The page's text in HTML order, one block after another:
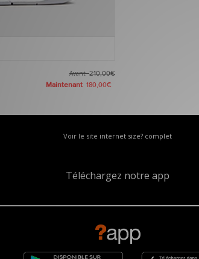
Avant210,00€
Maintenant 180,00€
Voir le site internet size? complet
Téléchargez notre app